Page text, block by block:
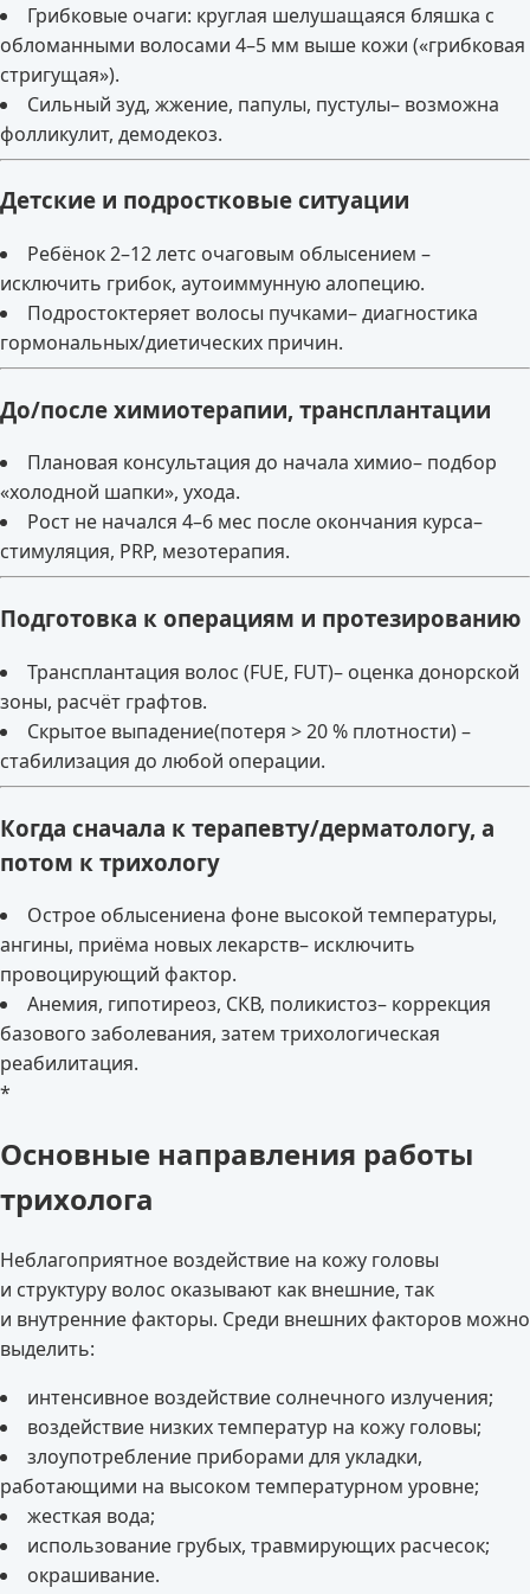
Грибковые очаги: круглая шелушащаяся бляшка с
обломанными волосами 4–5 мм выше кожи («грибковая
стригущая»).
Сильный зуд, жжение, папулы, пустулы– возможна
фолликулит, демодекоз.
Детские и подростковые ситуации
Ребёнок 2–12 летс очаговым облысением –
исключить грибок, аутоиммунную алопецию.
Подростоктеряет волосы пучками– диагностика
гормональных/диетических причин.
До/после химиотерапии, трансплантации
Плановая консультация до начала химио– подбор
«холодной шапки», ухода.
Рост не начался 4–6 мес после окончания курса–
стимуляция, PRP, мезотерапия.
Подготовка к операциям и протезированию
Трансплантация волос (FUE, FUT)– оценка донорской
зоны, расчёт графтов.
Скрытое выпадение(потеря > 20 % плотности) –
стабилизация до любой операции.
Когда сначала к терапевту/дерматологу, а
потом к трихологу
Острое облысениена фоне высокой температуры,
ангины, приёма новых лекарств– исключить
провоцирующий фактор.
Анемия, гипотиреоз, СКВ, поликистоз– коррекция
базового заболевания, затем трихологическая
реабилитация.
*
Основные направления работы
трихолога
Неблагоприятное воздействие на кожу головы
и структуру волос оказывают как внешние, так
и внутренние факторы. Среди внешних факторов можно
выделить:
интенсивное воздействие солнечного излучения;
воздействие низких температур на кожу головы;
злоупотребление приборами для укладки,
работающими на высоком температурном уровне;
жесткая вода;
использование грубых, травмирующих расчесок;
окрашивание.